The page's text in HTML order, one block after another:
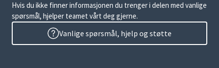
Hvis du ikke finner informasjonen du trenger i delen med vanlige
spørsmål, hjelper teamet vårt deg gjerne.
Vanlige spørsmål, hjelp og støtte